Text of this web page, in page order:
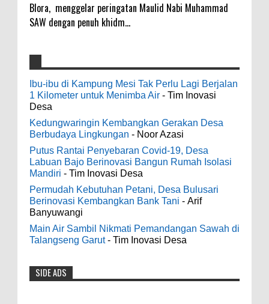
Blora, menggelar peringatan Maulid Nabi Muhammad
SAW dengan penuh khidm...
4000 Petani Hutan Blora Bakal Digelontor
Bantuan CSR Jumbo dan Bibit Ternak Gratis
0 8-4-2026
Indonesia Ceria Run Diharapkan Bawa
Dampak Positif Bagi Olah Raga dan
Ekonomi Blora
0 8-2-2026
Dari SILPA 90 Miliar Hingga Masalah Air
Bersih Bupati Blora Beberkan Solusi di
Paripurna DPRD
7-28-2026
Diresmikan Serentak Oleh Presiden
galateapacino:
3-6-2022
Men's Black Titanium Wedding Band -
The Ottawa SenatorsThe Men's Black titanium i
phone case Titanium Wedding Band is the
world's first dedicated wedding band how strong
is titanium for Wo...
3-4-2022
Casino - DrmcdCasino is 부산광역 출
장안마 open and excited 고양 출장샵 to welcome
you back 의정부 출장샵 to a 제주도 출장마사지
of slots, table games 제주 출장안마 and video
poker! Cas...
Ibu-ibu di Kampung Mesi Tak Perlu Lagi Berjalan
1 Kilometer untuk Menimba Air - Tim Inovasi
Desa
Kedungwaringin Kembangkan Gerakan Desa
Berbudaya Lingkungan - Noor Azasi
Putus Rantai Penyebaran Covid-19, Desa
Labuan Bajo Berinovasi Bangun Rumah Isolasi
Mandiri - Tim Inovasi Desa
Permudah Kebutuhan Petani, Desa Bulusari
Berinovasi Kembangkan Bank Tani - Arif
Banyuwangi
Main Air Sambil Nikmati Pemandangan Sawah di
Talangseng Garut- Tim Inovasi Desa
SIDE ADS